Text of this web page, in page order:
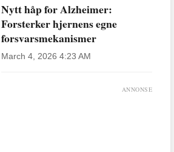
Nytt håp for Alzheimer:
Forsterker hjernens egne
forsvarsmekanismer
March 4, 2026 4:23 AM
ANNONSE